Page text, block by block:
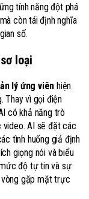
tính năng đột phá
còn tái định nghĩa
số.
loại
lý ứng viên hiện
Thay vì gọi điện
có khả năng trò
video. AI sẽ đặt các
tình huống giả định
giọng nói và biểu
độ tự tin và sự
gặp mặt trực